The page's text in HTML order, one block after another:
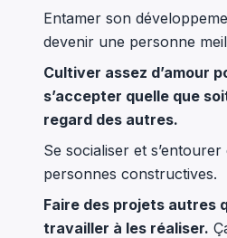
Entamer son
devenir une personne
Cultiver assez d’amour
s’accepter quelle que
regard des autres.
Se socialiser et s’entourer
personnes constructives.
Faire des projets autres
travailler à les réaliser.